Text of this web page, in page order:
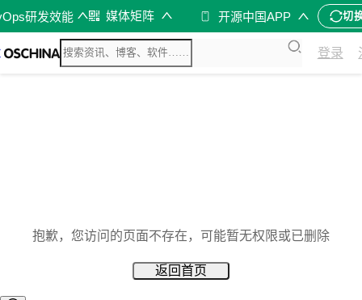
研发效能 媒体矩阵 开源中国APP 切
登录
抱歉，您访问的页面不存在，可能暂无权限或已删除
返回首页